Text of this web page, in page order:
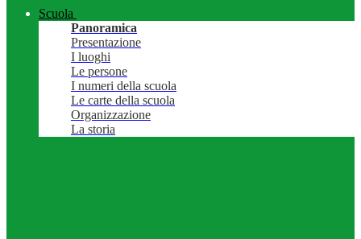
Scuola
Panoramica
Presentazione
I luoghi
Le persone
I numeri della scuola
Le carte della scuola
Organizzazione
La storia